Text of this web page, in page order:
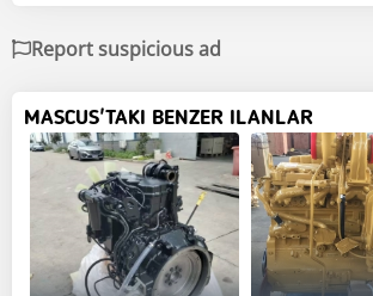
Report suspicious ad
MASCUS'TAKI BENZER ILANLAR